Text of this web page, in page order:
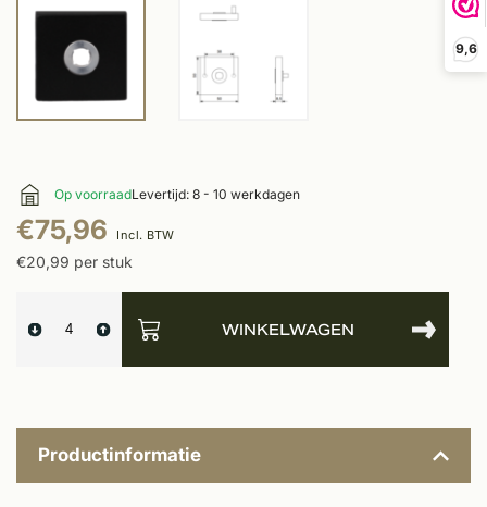
9,6
Op voorraadLevertijd: 8 - 10 werkdagen
€75,96 Incl. BTW
€20,99 per stuk
WINKELWAGEN
Productinformatie